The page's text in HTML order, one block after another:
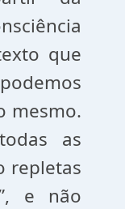
que
mesmo.
as
repletas
e não